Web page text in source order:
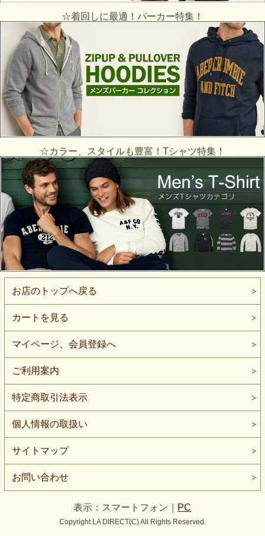
☆着回しに最適！パーカー特集！
☆カラー、スタイルも豊富！Tシャツ特集！
お店のトップへ戻る
カートを見る
マイページ、会員登録へ
ご利用案内
特定商取引法表示
個人情報の取扱い
サイトマップ
お問い合わせ
表示：スマートフォン｜ PC
Copyright LA DIRECT(C) All Rights Reserved.